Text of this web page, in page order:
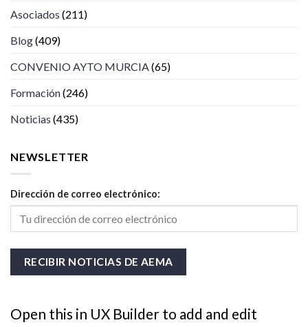
Asociados (211)
Blog(409)
CONVENIO AYTO MURCIA(65)
Formación(246)
Noticias (435)
NEWSLETTER
Dirección de correo electrónico:
Open this in UX Builder to add and edit